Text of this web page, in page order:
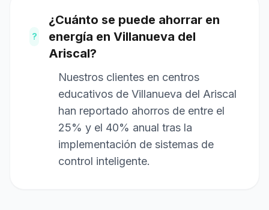
?
¿Cuánto se puede ahorrar en
energía en Villanueva del
Ariscal?
Nuestros clientes en centros
educativos de Villanueva del Ariscal
han reportado ahorros de entre el
25% y el 40% anual tras la
implementación de sistemas de
control inteligente.